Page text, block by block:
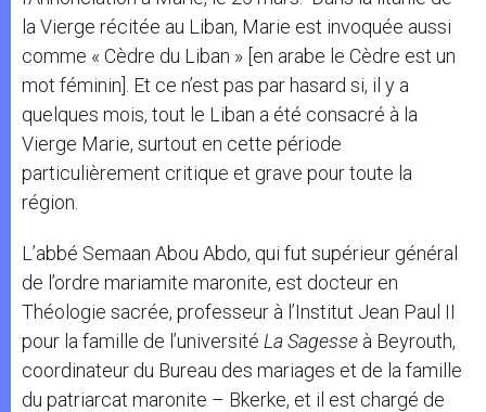
la Vierge récitée au Liban, Marie est invoquée aussi
comme « Cèdre du Liban » [en arabe le Cèdre est un
mot féminin]. Et ce n’est pas par hasard si, il y a
quelques mois, tout le Liban a été consacré à la
Vierge Marie, surtout en cette période
particulièrement critique et grave pour toute la
région.
L’abbé Semaan Abou Abdo, qui fut supérieur général
de l’ordre mariamite maronite, est docteur en
Théologie sacrée, professeur à l’Institut Jean Paul II
pour la famille de l’université La Sagesse à Beyrouth,
coordinateur du Bureau des mariages et de la famille
du patriarcat maronite – Bkerke, et il est chargé de